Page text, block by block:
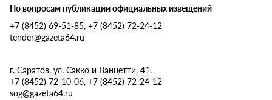
По вопросам публикации официальных извещений
+7 (8452) 69-51-85, +7 (8452) 72-24-12
tender@gazeta64.ru
г. Саратов, ул. Сакко и Ванцетти, 41.
+7 (8452) 72-10-06, +7 (8452) 72-24-12
sog@gazeta64.ru